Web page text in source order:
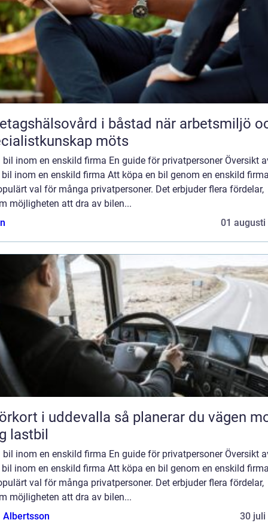
i båstad när arbetsmiljö och
möts
bil inom en enskild firma En guide för privatpersoner Översikt
inom en enskild firma Att köpa en bil genom en enskild
val för många privatpersoner. Det erbjuder flera fördelar,
möjligheten att dra av bilen...
01 augusti
i uddevalla så planerar du vägen mot
lastbil
bil inom en enskild firma En guide för privatpersoner Översikt
inom en enskild firma Att köpa en bil genom en enskild
val för många privatpersoner. Det erbjuder flera fördelar,
möjligheten att dra av bilen...
Albertsson
30 juli